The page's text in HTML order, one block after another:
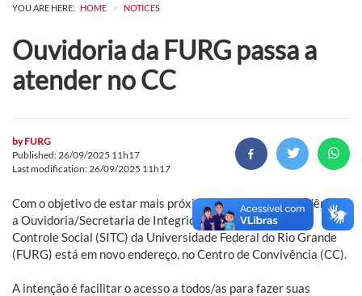
YOU ARE HERE: HOME > NOTICES
Ouvidoria da FURG passa a
atender no CC
byFURG
Published: 26/09/2025 11h17
Last modification: 26/09/2025 11h17
Com o objetivo de estar mais próxima à comunidade acadêmica,
a Ouvidoria/Secretaria de Integridade, Transparência e
Controle Social (SITC) da Universidade Federal do Rio Grande
(FURG) está em novo endereço, no Centro de Convivência (CC).
A intenção é facilitar o acesso a todos/as para fazer suas